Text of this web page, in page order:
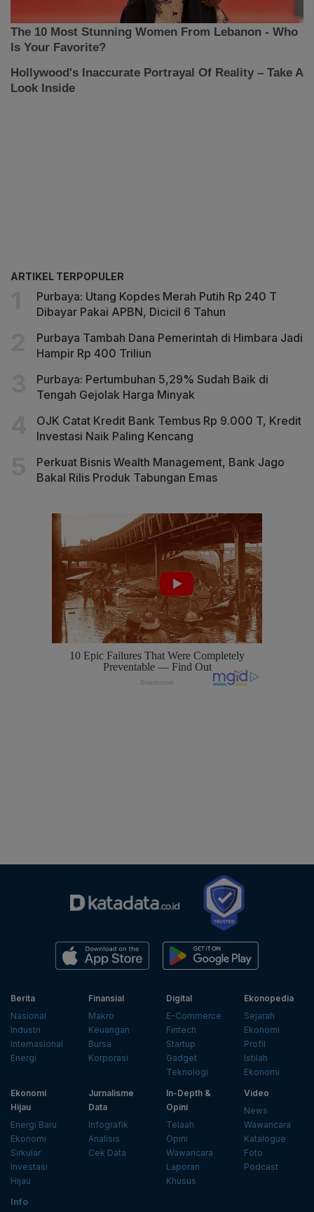
ARTIKEL TERPOPULER
Purbaya: Utang Kopdes Merah Putih Rp 240 T
Dibayar Pakai APBN, Dicicil 6 Tahun
Purbaya Tambah Dana Pemerintah di Himbara Jadi
Hampir Rp 400 Triliun
Purbaya: Pertumbuhan 5,29% Sudah Baik di
Tengah Gejolak Harga Minyak
OJK Catat Kredit Bank Tembus Rp 9.000 T, Kredit
Investasi Naik Paling Kencang
Perkuat Bisnis Wealth Management, Bank Jago
Bakal Rilis Produk Tabungan Emas
Berita
Nasional
Industri
Internasional
Energi
Finansial
Makro
Keuangan
Bursa
Korporasi
Digital
E-Commerce
Fintech
Startup
Gadget
Teknologi
Ekonopedia
Sejarah
Ekonomi
Profil
Istilah
Ekonomi
Ekonomi
Hijau
Energi Baru
Ekonomi
Sirkular
Investasi
Hijau
Jurnalisme
Data
Infografik
Analisis
Cek Data
In-Depth &
Opini
Telaah
Opini
Wawancara
Laporan
Khusus
Video
News
Wawancara
Katalogue
Foto
Podcast
Info